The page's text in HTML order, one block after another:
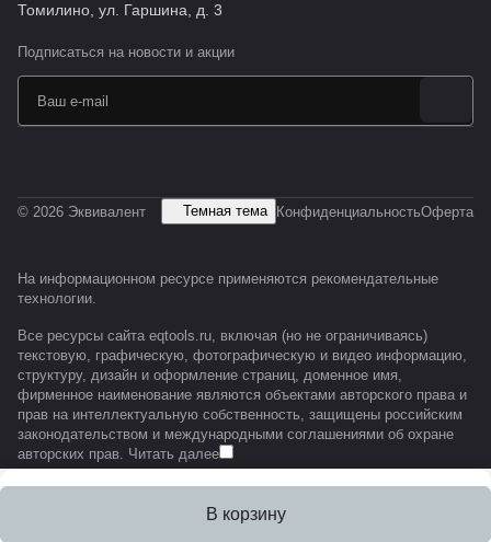
В корзину
Томилино, ул. Гаршина, д. 3
Подписаться на новости и акции
© 2026 Эквивалент Темная тема КонфиденциальностьОферта
На информационном ресурсе применяются рекомендательные
технологии.
Все ресурсы сайта eqtools.ru, включая (но не ограничиваясь)
текстовую, графическую, фотографическую и видео информацию,
структуру, дизайн и оформление страниц, доменное имя,
фирменное наименование являются объектами авторского права и
прав на интеллектуальную собственность, защищены российским
законодательством и международными соглашениями об охране
авторских прав. Читать далее